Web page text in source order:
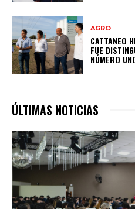
AGRO
CATTANEO
FUE
NÚMERO
ÚLTIMAS NOTICIAS